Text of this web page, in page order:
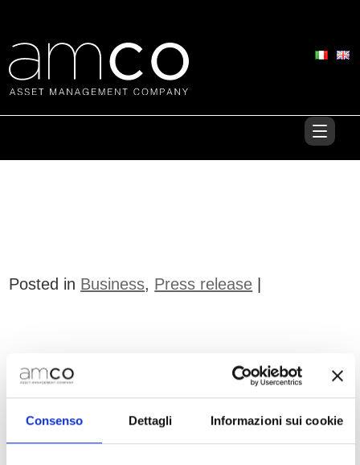
Consenso Dettagli Informazioni sui cookie
Posted in Business, Press release
Purchase of NPE portfolio from
Creval